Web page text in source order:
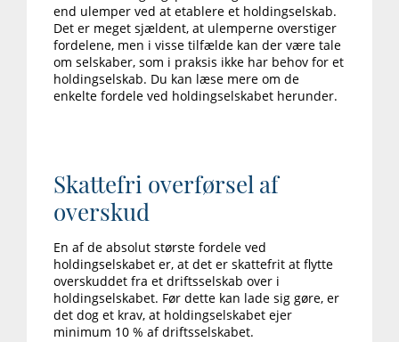
end ulemper ved at etablere et holdingselskab.
Det er meget sjældent, at ulemperne overstiger
fordelene, men i visse tilfælde kan der være tale
om selskaber, som i praksis ikke har behov for et
holdingselskab. Du kan læse mere om de
enkelte fordele ved holdingselskabet herunder.
Skattefri overførsel af
overskud
En af de absolut største fordele ved
holdingselskabet er, at det er skattefrit at flytte
overskuddet fra et driftsselskab over i
holdingselskabet. Før dette kan lade sig gøre, er
det dog et krav, at holdingselskabet ejer
minimum 10 % af driftsselskabet.